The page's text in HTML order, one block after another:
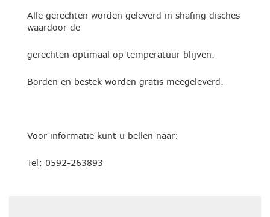
Alle gerechten worden geleverd in shafing disches
waardoor de
gerechten optimaal op temperatuur blijven.
Borden en bestek worden gratis meegeleverd.
Voor informatie kunt u bellen naar:
Tel: 0592-263893